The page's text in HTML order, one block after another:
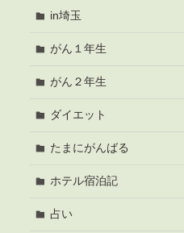
in埼玉
がん１年生
がん２年生
ダイエット
たまにがんばる
ホテル宿泊記
占い